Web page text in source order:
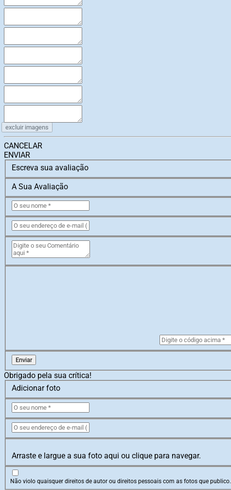
excluir imagens
CANCELAR
ENVIAR
Escreva sua avaliação
A Sua Avaliação
Enviar
Obrigado pela sua crítica!
Adicionar foto
Arraste e largue a sua foto aqui ou clique para navegar.
Não violo quaisquer direitos de autor ou direitos pessoais com as fotos que publico.